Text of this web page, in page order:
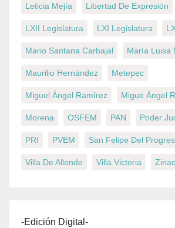
Leticia Mejía Libertad De Expresión
LXII Legislatura LXI Legislatura
Mario Santana Carbajal María Luisa
Maurilio Hernández Metepec
Miguel Ángel Ramírez Migue Ángel
Morena OSFEM PAN Poder
PRI PVEM San Felipe Del
Villa De Allende Villa Victoria
-Edición Digital-